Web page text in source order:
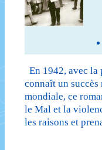
deuxième
partie
Landerneau,
29)
En 1942, avec la
connaît un succès
mondiale, ce
le Mal et la
les raisons et